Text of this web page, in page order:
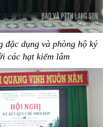
đặc dụng và phòng hộ ký
các hạt kiểm lâm